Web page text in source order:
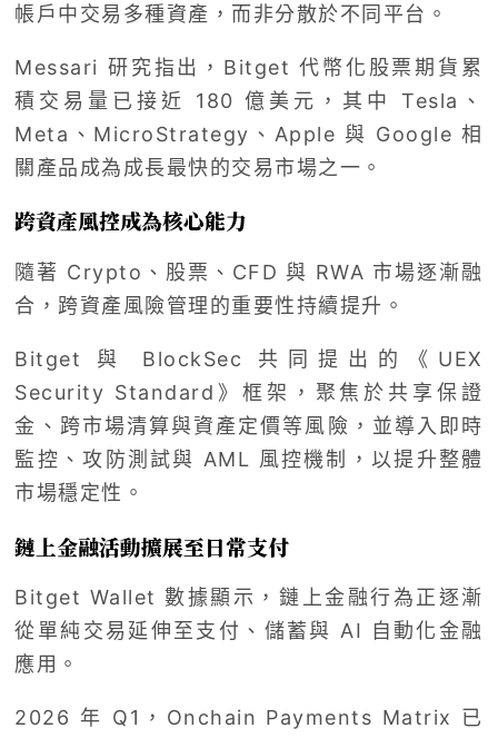
帳戶中交易多種資產，而非分散於不同平台。
Messari 研究指出，Bitget 代幣化股票期貨累
積交易量已接近 180 億美元，其中 Tesla、
Meta、MicroStrategy、Apple 與 Google 相
關產品成為成長最快的交易市場之一。
跨資產風控成為核心能力
隨著 Crypto、股票、CFD 與 RWA 市場逐漸融
合，跨資產風險管理的重要性持續提升。
Bitget 與 BlockSec 共同提出的《UEX
Security Standard》框架，聚焦於共享保證
金、跨市場清算與資產定價等風險，並導入即時
監控、攻防測試與 AML 風控機制，以提升整體
市場穩定性。
鏈上金融活動擴展至日常支付
Bitget Wallet 數據顯示，鏈上金融行為正逐漸
從單純交易延伸至支付、儲蓄與 AI 自動化金融
應用。
2026 年 Q1，Onchain Payments Matrix 已